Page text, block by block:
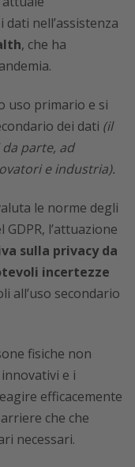
nell’assistenza
, che ha
uso primario e si
dei dati (il
parte, ad
e industria).
le norme degli
l’attuazione
sulla privacy da
incertezze
all’uso secondario
fisiche non
e i
efficacemente
che che
necessari.